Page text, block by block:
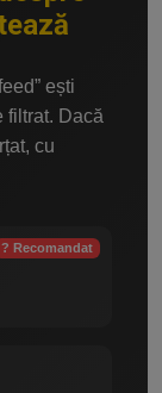
ești
filtrat. Dacă
cu
? Recomandat